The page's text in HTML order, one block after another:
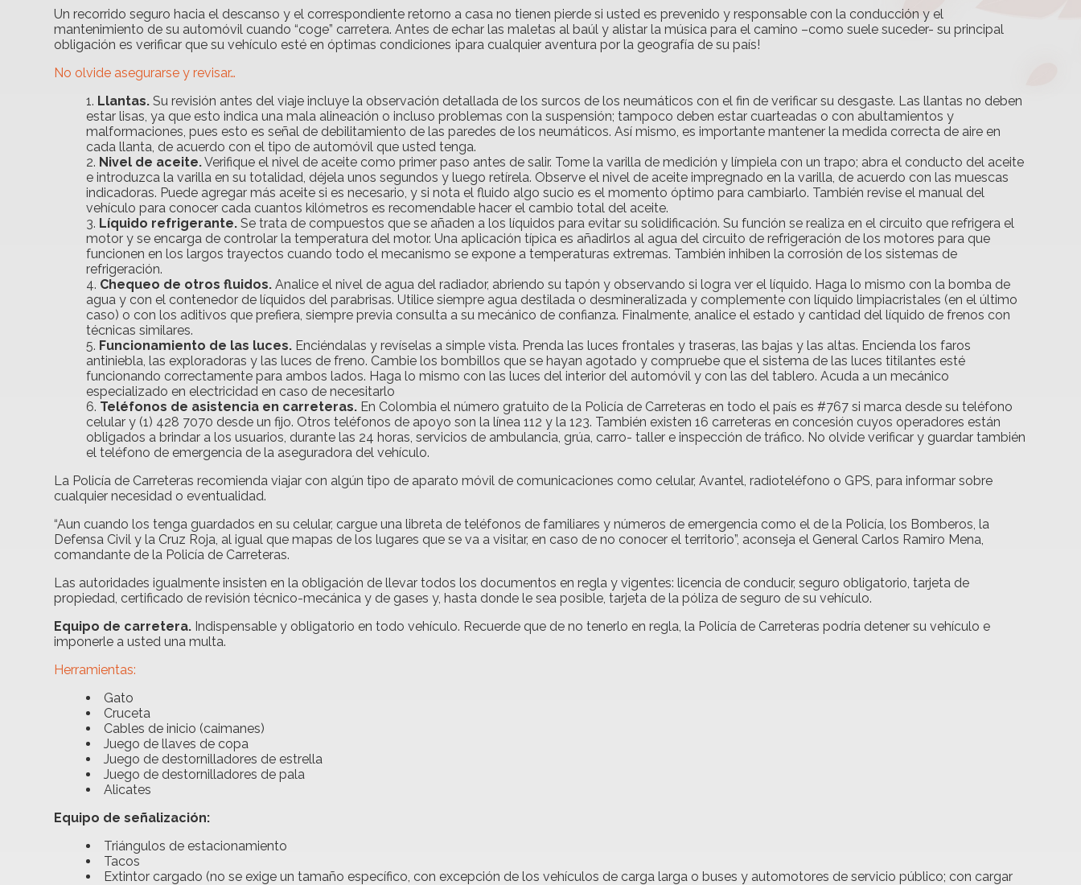
Un recorrido seguro hacia el descanso y el correspondiente retorno a casa no tienen pierde si usted es prevenido y responsable con la conducción y el
mantenimiento de su automóvil cuando “coge” carretera. Antes de echar las maletas al baúl y alistar la música para el camino –como suele suceder- su principal
obligación es verificar que su vehículo esté en óptimas condiciones ¡para cualquier aventura por la geografía de su país!
No olvide asegurarse y revisar…
Llantas. Su revisión antes del viaje incluye la observación detallada de los surcos de los neumáticos con el fin de verificar su desgaste. Las llantas no deben
estar lisas, ya que esto indica una mala alineación o incluso problemas con la suspensión; tampoco deben estar cuarteadas o con abultamientos y
malformaciones, pues esto es señal de debilitamiento de las paredes de los neumáticos. Así mismo, es importante mantener la medida correcta de aire en
cada llanta, de acuerdo con el tipo de automóvil que usted tenga.
Nivel de aceite.Verifique el nivel de aceite como primer paso antes de salir. Tome la varilla de medición y límpiela con un trapo; abra el conducto del aceite
e introduzca la varilla en su totalidad, déjela unos segundos y luego retírela. Observe el nivel de aceite impregnado en la varilla, de acuerdo con las muescas
indicadoras. Puede agregar más aceite si es necesario, y si nota el fluido algo sucio es el momento óptimo para cambiarlo. También revise el manual del
vehículo para conocer cada cuantos kilómetros es recomendable hacer el cambio total del aceite.
Líquido refrigerante. Se trata de compuestos que se añaden a los líquidos para evitar su solidificación. Su función se realiza en el circuito que refrigera el
motor y se encarga de controlar la temperatura del motor. Una aplicación típica es añadirlos al agua del circuito de refrigeración de los motores para que
funcionen en los largos trayectos cuando todo el mecanismo se expone a temperaturas extremas. También inhiben la corrosión de los sistemas de
refrigeración.
Chequeo de otros fluidos. Analice el nivel de agua del radiador, abriendo su tapón y observando si logra ver el líquido. Haga lo mismo con la bomba de
agua y con el contenedor de líquidos del parabrisas. Utilice siempre agua destilada o desmineralizada y complemente con líquido limpiacristales (en el último
caso) o con los aditivos que prefiera, siempre previa consulta a su mecánico de confianza. Finalmente, analice el estado y cantidad del líquido de frenos con
técnicas similares.
Funcionamiento de las luces. Enciéndalas y revíselas a simple vista. Prenda las luces frontales y traseras, las bajas y las altas. Encienda los faros
antiniebla, las exploradoras y las luces de freno. Cambie los bombillos que se hayan agotado y compruebe que el sistema de las luces titilantes esté
funcionando correctamente para ambos lados. Haga lo mismo con las luces del interior del automóvil y con las del tablero. Acuda a un mecánico
especializado en electricidad en caso de necesitarlo
Teléfonos de asistencia en carreteras. En Colombia el número gratuito de la Policía de Carreteras en todo el país es #767 si marca desde su teléfono
celular y (1) 428 7070 desde un fijo. Otros teléfonos de apoyo son la línea 112 y la 123. También existen 16 carreteras en concesión cuyos operadores están
obligados a brindar a los usuarios, durante las 24 horas, servicios de ambulancia, grúa, carro- taller e inspección de tráfico. No olvide verificar y guardar también
el teléfono de emergencia de la aseguradora del vehículo.
La Policía de Carreteras recomienda viajar con algún tipo de aparato móvil de comunicaciones como celular, Avantel, radioteléfono o GPS, para informar sobre
cualquier necesidad o eventualidad.
“Aun cuando los tenga guardados en su celular, cargue una libreta de teléfonos de familiares y números de emergencia como el de la Policía, los Bomberos, la
Defensa Civil y la Cruz Roja, al igual que mapas de los lugares que se va a visitar, en caso de no conocer el territorio”, aconseja el General Carlos Ramiro Mena,
comandante de la Policía de Carreteras.
Las autoridades igualmente insisten en la obligación de llevar todos los documentos en regla y vigentes: licencia de conducir, seguro obligatorio, tarjeta de
propiedad, certificado de revisión técnico-mecánica y de gases y, hasta donde le sea posible, tarjeta de la póliza de seguro de su vehículo.
Equipo de carretera. Indispensable y obligatorio en todo vehículo. Recuerde que de no tenerlo en regla, la Policía de Carreteras podría detener su vehículo e
imponerle a usted una multa.
Herramientas:
Gato
Cruceta
Cables de inicio (caimanes)
Juego de llaves de copa
Juego de destornilladores de estrella
Juego de destornilladores de pala
Alicates
Equipo de señalización:
Triángulos de estacionamiento
Tacos
Extintor cargado (no se exige un tamaño específico, con excepción de los vehículos de carga larga o buses y automotores de servicio público; con cargar